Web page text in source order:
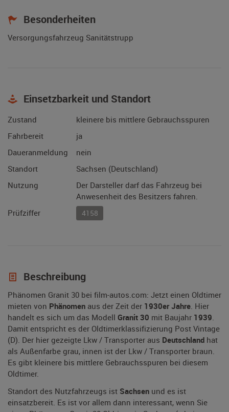
Besonderheiten
Versorgungsfahrzeug Sanitätstrupp
Einsetzbarkeit und Standort
Zustand
kleinere bis mittlere Gebrauchsspuren
Fahrbereit
ja
Daueranmeldung
nein
Standort
Sachsen (Deutschland)
Nutzung
Der Darsteller darf das Fahrzeug bei
Anwesenheit des Besitzers fahren.
Prüfziffer
4158
Beschreibung
Phänomen Granit 30 bei film-autos.com: Jetzt einen Oldtimer
mieten von Phänomen aus der Zeit der 1930er Jahre. Hier
handelt es sich um das Modell Granit 30 mit Baujahr 1939.
Damit entspricht es der Oldtimerklassifizierung Post Vintage
(D). Der hier gezeigte Lkw / Transporter aus Deutschland hat
als Außenfarbe grau, innen ist der Lkw / Transporter braun.
Es gibt kleinere bis mittlere Gebrauchsspuren bei diesem
Oldtimer.
Standort des Nutzfahrzeugs ist Sachsen und es ist
einsatzbereit. Es ist vor allem dann interessant, wenn Sie